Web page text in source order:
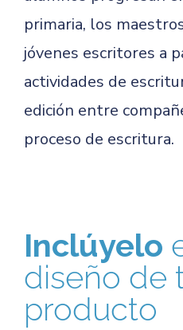
primaria, los
jóvenes escritores a
actividades de
edición entre
proceso de escritura.
Inclúyelo
diseño de
producto